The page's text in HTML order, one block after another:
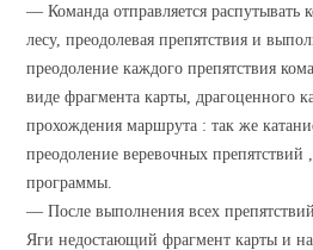
— Команда отправляется распутывать
лесу, преодолевая препятствия и
преодоление каждого препятствия
виде фрагмента карты, драгоценного
прохождения маршрута : так же
преодоление веревочных препятствий
программы.
— После выполнения всех
Яги недостающий фрагмент карты и